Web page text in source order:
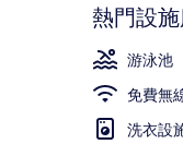
熱門設
游泳池
免費無
洗衣設